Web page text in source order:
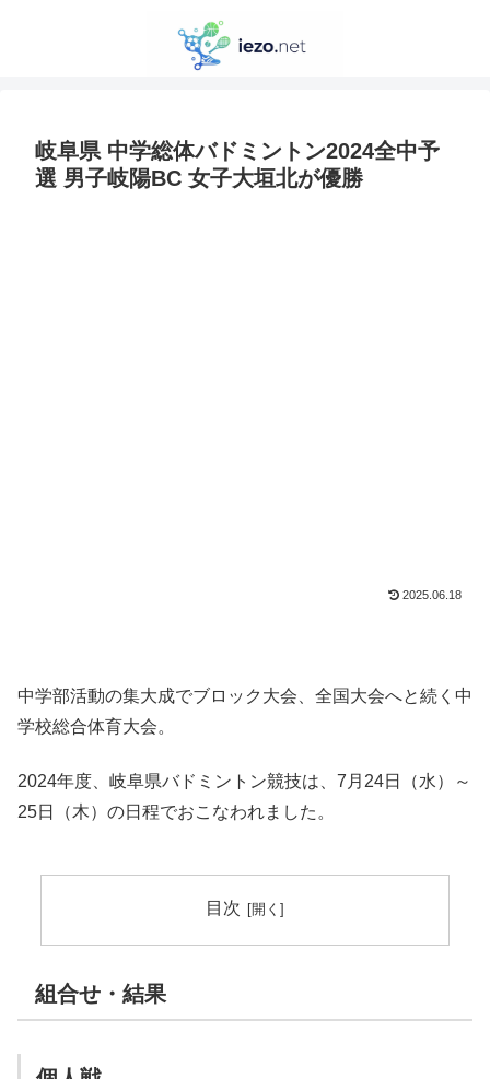
岐阜県 中学総体バドミントン2024全中予
選 男子岐陽BC 女子大垣北が優勝
2025.06.18
中学部活動の集大成でブロック大会、全国大会へと続く中
学校総合体育大会。
2024年度、岐阜県バドミントン競技は、7月24日（水）～
25日（木）の日程でおこなわれました。
目次
組合せ・結果